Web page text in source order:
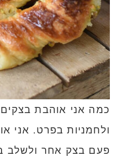
כמה אני אוהבת
ולחמניות בפרט. אני
פעם בצק אחר ולשלב